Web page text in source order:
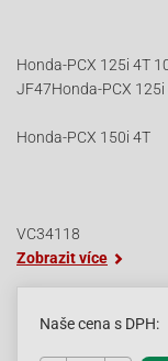
Honda-PCX 125i 4T
JF47Honda-PCX 125i
Honda-PCX 150i 4T
VC34118
Zobrazit více
Naše cena s DPH: